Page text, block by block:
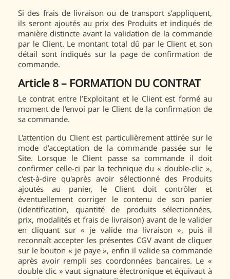
Si des frais de livraison ou de transport s’appliquent,
ils seront ajoutés au prix des Produits et indiqués de
manière distincte avant la validation de la commande
par le Client. Le montant total dû par le Client et son
détail sont indiqués sur la page de confirmation de
commande.
Article 8 – FORMATION DU CONTRAT
Le contrat entre l’Exploitant et le Client est formé au
moment de l'envoi par le Client de la confirmation de
sa commande.
L'attention du Client est particulièrement attirée sur le
mode d'acceptation de la commande passée sur le
Site. Lorsque le Client passe sa commande il doit
confirmer celle-ci par la technique du « double-clic »,
c'est-à-dire qu'après avoir sélectionné des Produits
ajoutés au panier, le Client doit contrôler et
éventuellement corriger le contenu de son panier
(identification, quantité de produits sélectionnées,
prix, modalités et frais de livraison) avant de le valider
en cliquant sur « je valide ma livraison », puis il
reconnaît accepter les présentes CGV avant de cliquer
sur le bouton « je paye », enfin il valide sa commande
après avoir rempli ses coordonnées bancaires. Le «
double clic » vaut signature électronique et équivaut à